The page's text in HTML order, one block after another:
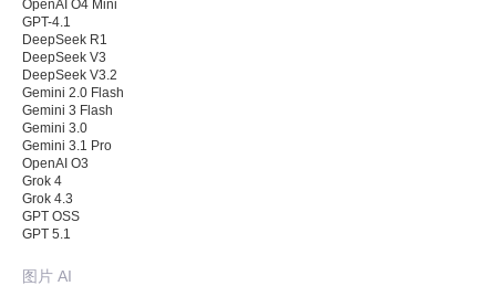
OpenAI O4 Mini
GPT-4.1
DeepSeek R1
DeepSeek V3
DeepSeek V3.2
Gemini 2.0 Flash
Gemini 3 Flash
Gemini 3.0
Gemini 3.1 Pro
OpenAI O3
Grok 4
Grok 4.3
GPT OSS
GPT 5.1
图片 AI